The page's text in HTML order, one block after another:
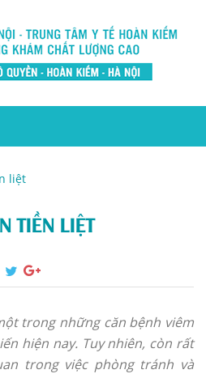
liệt
TIỀN LIỆT
trong những căn bệnh viêm
hiện nay. Tuy nhiên, còn rất
trong việc phòng tránh và